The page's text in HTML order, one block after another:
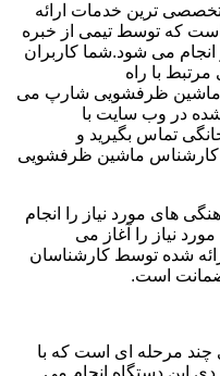
ترین خدمات ارائه
است که توسط تیمی از خبره
می شود.شما کاربران
با راه
ماشین ظرفشویی شارپ می
شده در وب سایت با
تماس بگیرید و
کارشناس ماشین ظرفشویی
های مورد نیاز را انجام
نیاز را آغاز می
شده توسط کارشناسان
است.
مرحله ای است که با
این دستگاه انجام می